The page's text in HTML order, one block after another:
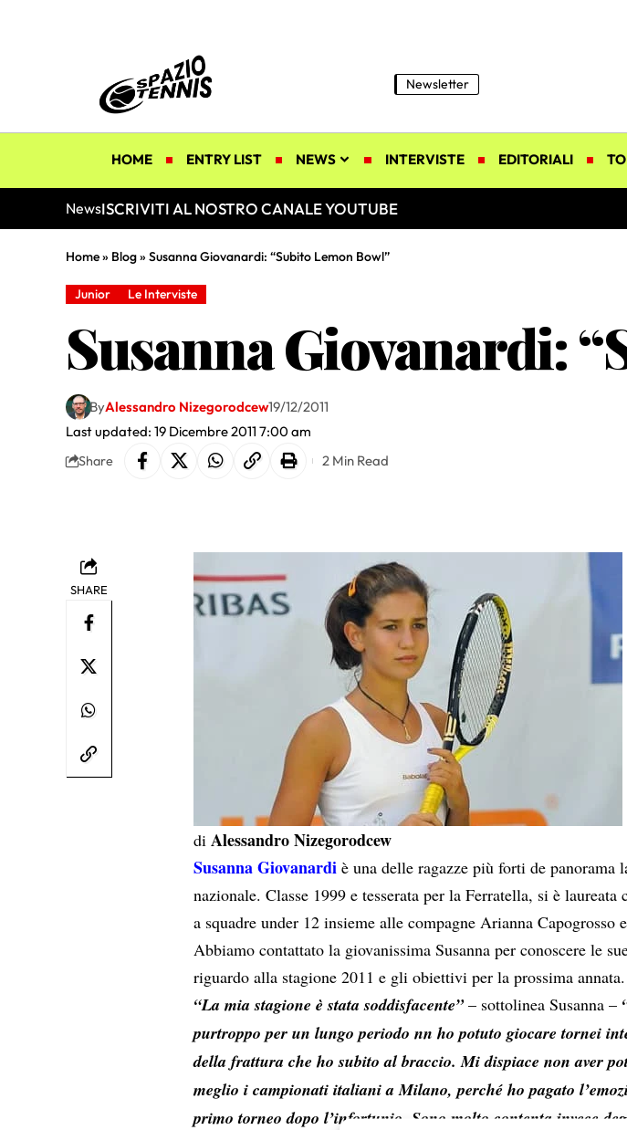
Newsletter
HOME ENTRY LIST NEWS INTERVISTE EDITORIALI
NewsISCRIVITI AL NOSTRO CANALE YOUTUBE
Home» Blog» Susanna Giovanardi: “Subito Lemon Bowl”
Junior Le Interviste
Susanna Giovanardi:
Last updated: 19 Dicembre 2011 7:00 am
ByAlessandro Nizegorodcew19/12/2011
Share 2 Min Read
SHARE
di Alessandro Nizegorodcew
Susanna Giovanardi è una delle ragazze più forti de panorama
nazionale. Classe 1999 e tesserata per la Ferratella, si è laureata
a squadre under 12 insieme alle compagne Arianna Capogrosso
Abbiamo contattato la giovanissima Susanna per conoscere le
riguardo alla stagione 2011 e gli obiettivi per la prossima annata.
“La mia stagione è stata soddisfacente”– sottolinea Susanna –
purtroppo per un lungo periodo nn ho potuto giocare tornei
della frattura che ho subito al braccio. Mi dispiace non aver
meglio i campionati italiani a Milano, perché ho pagato
primo torneo dopo l’infortunio. Sono molto contenta invece